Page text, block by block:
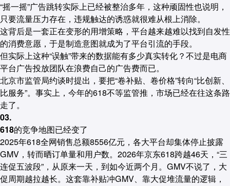
“摇一摇”广告跳转实际上已经被整治多年，这种顽固性也说明，
只要流量压力存在，违规触达的诱惑就很难从根上消除。
这背后是一套正在变形的用增策略，平台越来越难以找到自发性
的消费意愿，于是制造意图就成为了平台引流的手段。
但实际上这种“误触”带来的数据能有多少真实转化？不过是电商
平台广告投放团队在浪费自己的广告费而已。
北京市监管局约谈时提出，要把“卷补贴、卷价格”转向“比创新、
比服务”。事实上，今年的618不等监管推，市场已经在往这条路
走了。
03.
618的竞争地图已经变了
2025年618全网销售总额8556亿元，各大平台却集体停止披露
GMV，转而晒订单量和用户数。2026年京东618跨越46天，“三
连促五波段”，从原来一天，到如今近两个月。GMV不说了，大
促周期越拉越长。这套靠补贴冲GMV、靠大促堆流量的逻辑，